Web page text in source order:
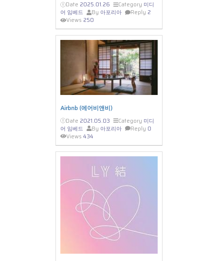
Date 2025.01.26 Category 미디
어 임베드
By 아포리아 Reply 2
Views 250
Airbnb (에어비앤비)
Date 2021.05.03 Category 미디
어 임베드
By 아포리아 Reply 0
Views 434